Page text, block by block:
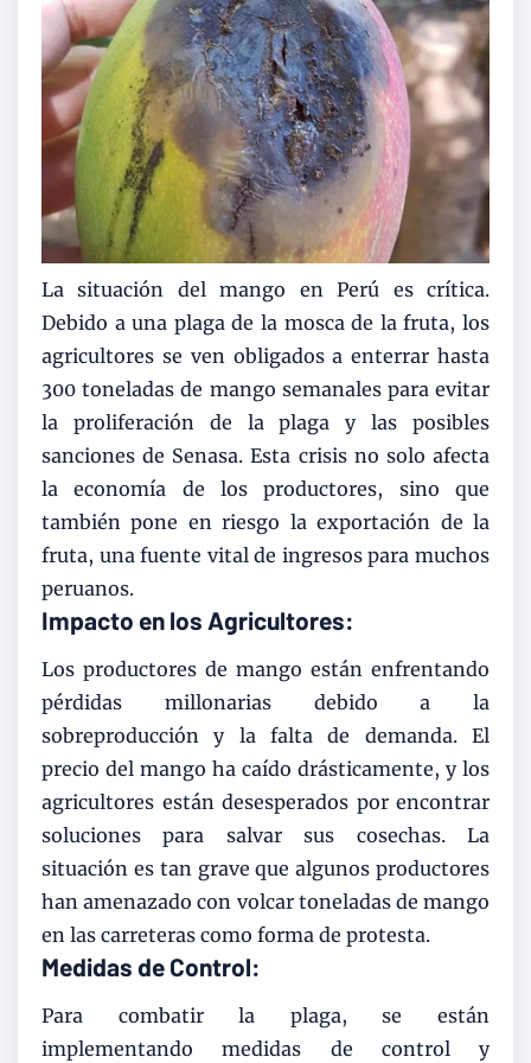
La situación del mango en Perú es crítica.
Debido a una plaga de la mosca de la fruta, los
agricultores se ven obligados a enterrar hasta
300 toneladas de mango semanales para evitar
la proliferación de la plaga y las posibles
sanciones de Senasa. Esta crisis no solo afecta
la economía de los productores, sino que
también pone en riesgo la exportación de la
fruta, una fuente vital de ingresos para muchos
peruanos.
Impacto en los Agricultores:
Los productores de mango están enfrentando
pérdidas millonarias debido a la
sobreproducción y la falta de demanda. El
precio del mango ha caído drásticamente, y los
agricultores están desesperados por encontrar
soluciones para salvar sus cosechas. La
situación es tan grave que algunos productores
han amenazado con volcar toneladas de mango
en las carreteras como forma de protesta.
Medidas de Control:
Para combatir la plaga, se están
implementando medidas de control y